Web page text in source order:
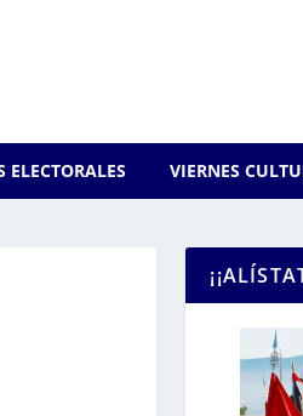
ELECTORALES VIERNES